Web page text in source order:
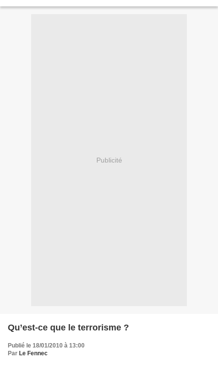
Publicité
Qu’est-ce que le terrorisme ?
Publié le 18/01/2010 à 13:00
Par Le Fennec